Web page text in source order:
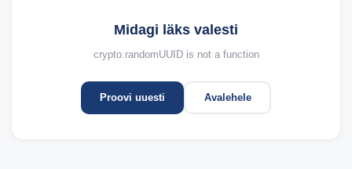
Midagi läks valesti
crypto.randomUUID is not a function
Proovi uuesti Avalehele